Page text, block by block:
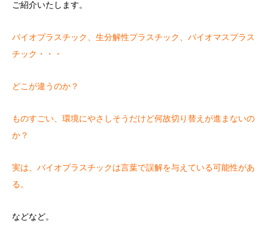
ご紹介いたします。
バイオプラスチック、生分解性プラスチック、バイオマスプラス
チック・・・
どこが違うのか？
ものすごい、環境にやさしそうだけど何故切り替えが進まないの
か？
実は、バイオプラスチックは言葉で誤解を与えている可能性があ
る。
などなど。